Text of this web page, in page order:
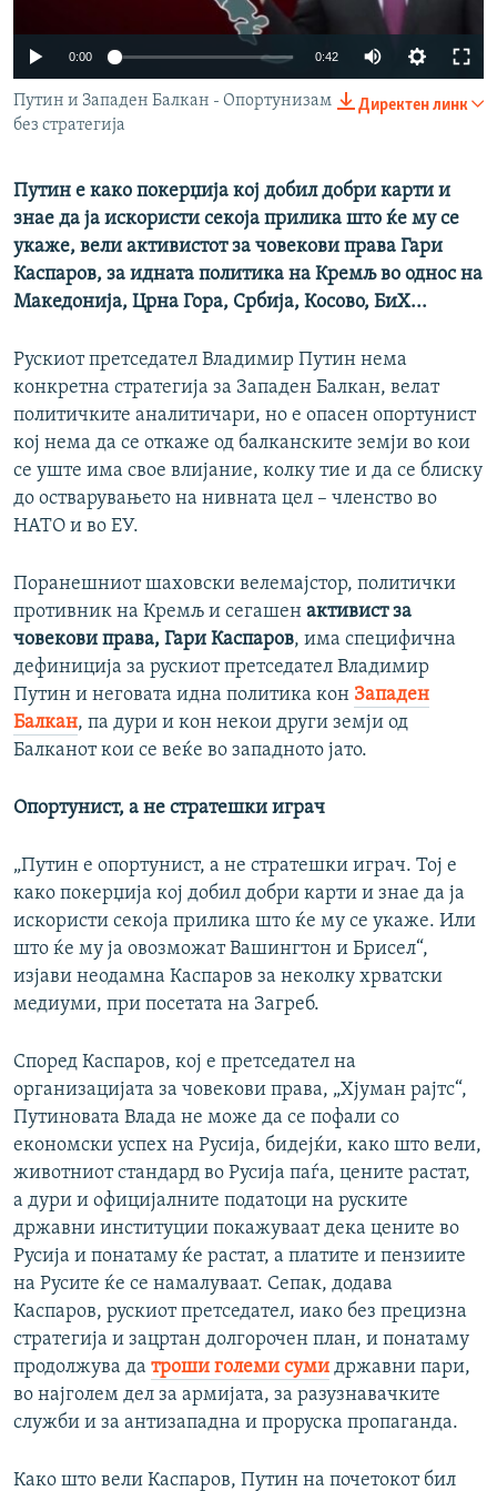
0:00 0:42
Директен линк
Путин и Западен Балкан - Опортунизам
без стратегија
Путин е како покерџија кој добил добри карти и
знае да ја искористи секоја прилика што ќе му се
укаже, вели активистот за човекови права Гари
Каспаров, за идната политика на Кремљ во однос на
Македонија, Црна Гора, Србија, Косово, БиХ...
Рускиот претседател Владимир Путин нема
конкретна стратегија за Западен Балкан, велат
политичките аналитичари, но е опасен опортунист
кој нема да се откаже од балканските земји во кои
се уште има свое влијание, колку тие и да се блиску
до остварувањето на нивната цел – членство во
НАТО и во ЕУ.
Поранешниот шаховски велемајстор, политички
противник на Кремљ и сегашен активист за
човекови права, Гари Каспаров, има специфична
дефиниција за рускиот претседател Владимир
Путин и неговата идна политика кон Западен
Балкан, па дури и кон некои други земји од
Балканот кои се веќе во западното јато.
Опортунист, а не стратешки играч
„Путин е опортунист, а не стратешки играч. Тој е
како покерџија кој добил добри карти и знае да ја
искористи секоја прилика што ќе му се укаже. Или
што ќе му ја овозможат Вашингтон и Брисел“,
изјави неодамна Каспаров за неколку хрватски
медиуми, при посетата на Загреб.
Според Каспаров, кој е претседател на
организацијата за човекови права, „Хјуман рајтс“,
Путиновата Влада не може да се пофали со
економски успех на Русија, бидејќи, како што вели,
животниот стандард во Русија паѓа, цените растат,
а дури и официјалните податоци на руските
државни институции покажуваат дека цените во
Русија и понатаму ќе растат, а платите и пензиите
на Русите ќе се намалуваат. Сепак, додава
Каспаров, рускиот претседател, иако без прецизна
стратегија и зацртан долгорочен план, и понатаму
продолжува да троши големи суми државни пари,
во најголем дел за армијата, за разузнавачките
служби и за антизападна и проруска пропаганда.
Како што вели Каспаров, Путин на почетокот бил